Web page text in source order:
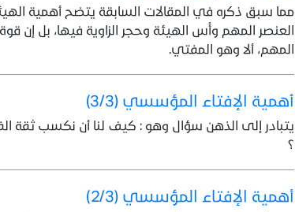
مما سبق ذكره في المقالات السابقة يتضح أهمية
العنصر المهم وأُس الهيئة وحجر الزاوية فيها، بل إن
المهم، ألا وهو المفتي.
أهمية الإفتاء المؤسسي (3/3)
يتبادر إلى الذهن سؤال وهو : كيف لنا أن نكسب ثقة
؟
أهمية الإفتاء المؤسسي (2/3)